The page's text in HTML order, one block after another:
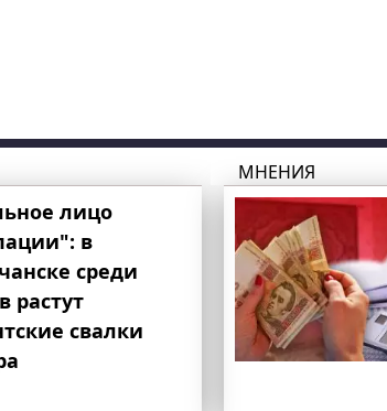
лицо
в
среди
растут
свалки
МНЕНИЯ